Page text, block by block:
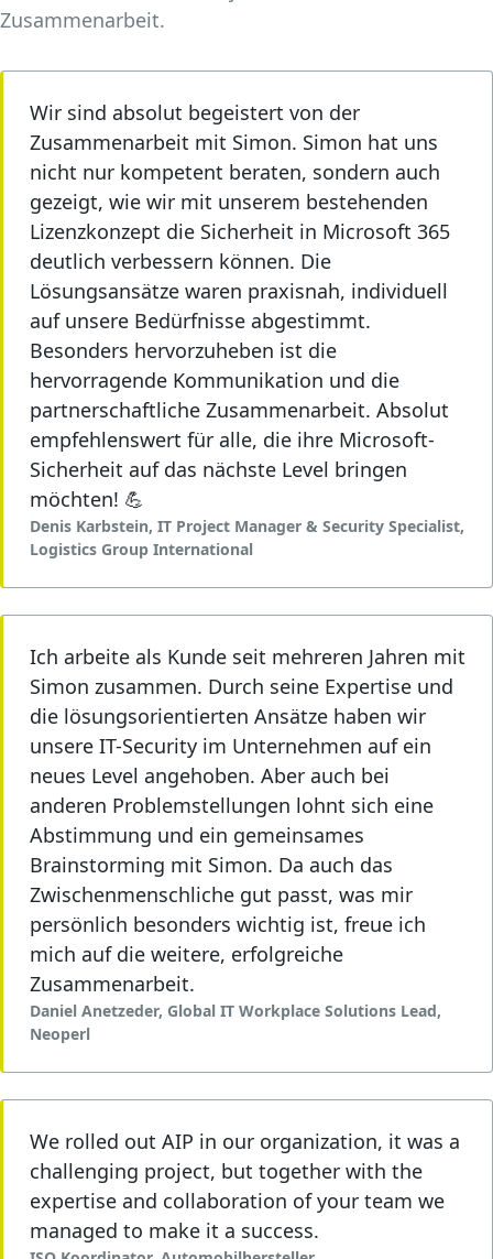
apoprojektrealisiert
Umbau und
Revitalisierung von
Bestandsimmobilien.
ForAfrikaist eine
afrikanisch gegründete
und geführte
humanitäre
Hilfsorganisation.
TechLotsenist IT- und
Digitalisierungsberater
für kleine und mittlere
Unternehmen.
DELAist ein
Lebensversicherer für
Vorsorge und
KRICObetreibt einen
Online- und Fachhandel
für Jagd- und
Sportausrüstung.
SoCurabietet IT- und
Geschäftsprozess-
Dienstleistungen für
Wohlfahrt und
Sozialwirtschaft.
Stadtverband
Wasseralfingenvertritt
als Dachverband die
örtlichen Sport- und
Kulturvereine.
Precisionentwickelt
Milchgetränke aus
echtem Milchprotein,
GFP
Projektmanagement
übernimmt Planung,
Bau- und Projektleitung
Zusammenarbeit.
Wir sind absolut begeistert von der
Zusammenarbeit mit Simon. Simon hat uns
nicht nur kompetent beraten, sondern auch
gezeigt, wie wir mit unserem bestehenden
Lizenzkonzept die Sicherheit in Microsoft 365
deutlich verbessern können. Die
Lösungsansätze waren praxisnah, individuell
auf unsere Bedürfnisse abgestimmt.
Besonders hervorzuheben ist die
hervorragende Kommunikation und die
partnerschaftliche Zusammenarbeit. Absolut
empfehlenswert für alle, die ihre Microsoft-
Sicherheit auf das nächste Level bringen
möchten! 💪
Denis Karbstein, IT Project Manager & Security Specialist,
Logistics Group International
Ich arbeite als Kunde seit mehreren Jahren mit
Simon zusammen. Durch seine Expertise und
die lösungsorientierten Ansätze haben wir
unsere IT-Security im Unternehmen auf ein
neues Level angehoben. Aber auch bei
anderen Problemstellungen lohnt sich eine
Abstimmung und ein gemeinsames
Brainstorming mit Simon. Da auch das
Zwischenmenschliche gut passt, was mir
persönlich besonders wichtig ist, freue ich
mich auf die weitere, erfolgreiche
Zusammenarbeit.
Daniel Anetzeder, Global IT Workplace Solutions Lead,
Neoperl
We rolled out AIP in our organization, it was a
challenging project, but together with the
expertise and collaboration of your team we
managed to make it a success.